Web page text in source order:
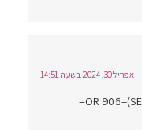
אפריל 30, 2024 בשעה 14:51